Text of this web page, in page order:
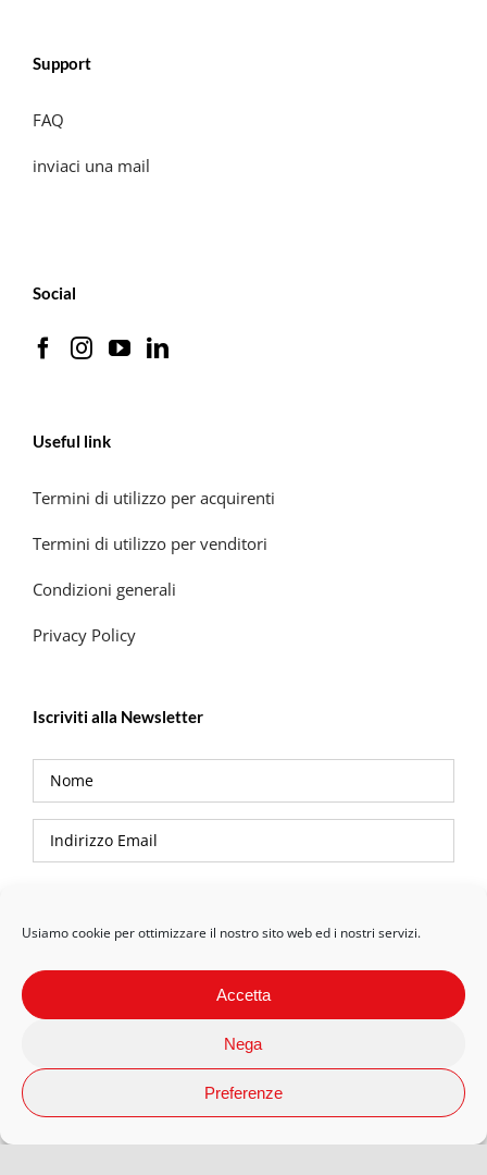
Usiamo cookie per ottimizzare il nostro sito web ed i nostri servizi.
Accetta
Nega
Preferenze
Support
FAQ
inviaci una mail
Social
Useful link
Termini di utilizzo per acquirenti
Termini di utilizzo per venditori
Condizioni generali
Privacy Policy
Iscriviti alla Newsletter